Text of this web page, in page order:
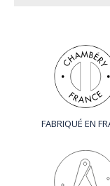
FABRIQUÉ EN